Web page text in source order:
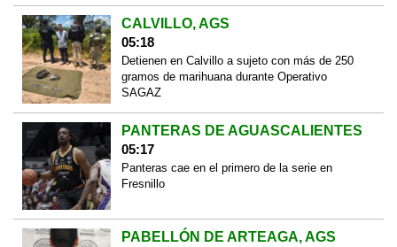
CALVILLO, AGS
05:18
Detienen en Calvillo a sujeto con más de 250
gramos de marihuana durante Operativo
SAGAZ
PANTERAS DE AGUASCALIENTES
05:17
Panteras cae en el primero de la serie en
Fresnillo
PABELLÓN DE ARTEAGA, AGS